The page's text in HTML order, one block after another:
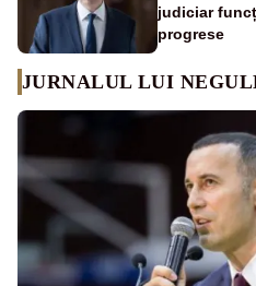
judiciar
progrese
JURNALUL LUI